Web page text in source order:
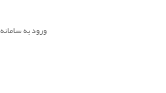
ورود به سامانه